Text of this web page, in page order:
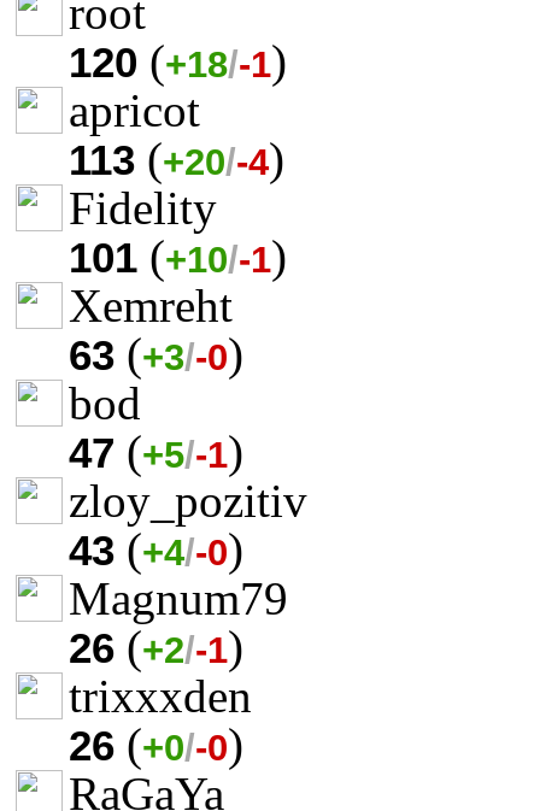
root
120 (+18/-1)
apricot
113 (+20/-4)
Fidelity
101 (+10/-1)
Xemreht
63 (+3/-0)
bod
47 (+5/-1)
zloy_pozitiv
43 (+4/-0)
Magnum79
26 (+2/-1)
trixxxden
26 (+0/-0)
RaGaYa